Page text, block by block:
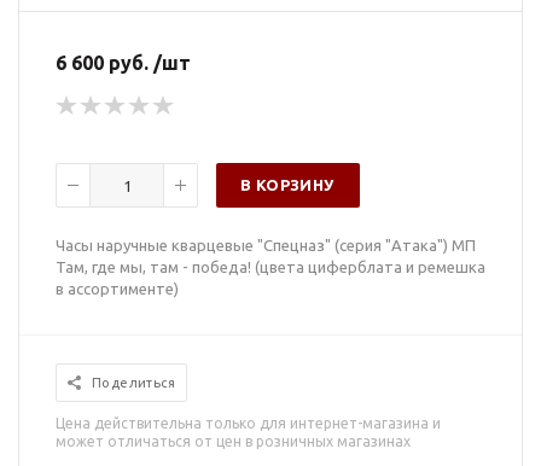
6 600 руб. /шт
В КОРЗИНУ
Часы наручные кварцевые "Спецназ" (серия "Атака") МП
Там, где мы, там - победа! (цвета циферблата и ремешка
в ассортименте)
Поделиться
Цена действительна только для интернет-магазина и
может отличаться от цен в розничных магазинах